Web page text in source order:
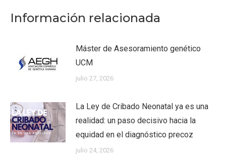
Información relacionada
Máster de Asesoramiento genético
UCM
julio 27, 2026
La Ley de Cribado Neonatal ya es una
realidad: un paso decisivo hacia la
equidad en el diagnóstico precoz
julio 24, 2026